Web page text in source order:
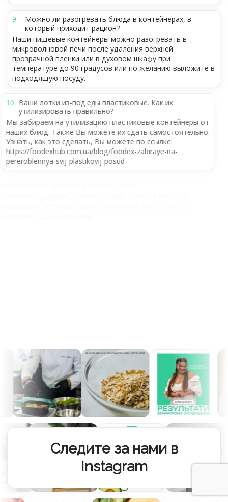
Можно ли разогревать блюда в контейнерах, в
который приходит рацион?
Наши пищевые контейнеры можно разогревать в
микроволновой печи после удаления верхней
прозрачной пленки или в духовом шкафу при
температуре до 90 градусов или по желанию выложите в
подходящую посуду.
Ваши лотки из-под еды пластиковые. Как их
утилизировать правильно?
Мы забираем на утилизацию пластиковые контейнеры от
наших блюд. Также Вы можете их сдать самостоятельно.
Узнать, как это сделать, Вы можете по ссылке:
https://foodexhub.com.ua/blog/foodex-zabiraye-na-
pereroblennya-svij-plastikovij-posud
Следите за нами в
Instagram